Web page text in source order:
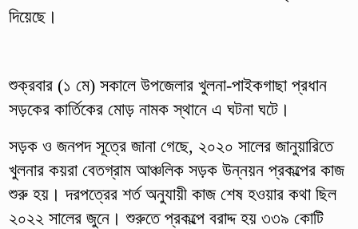
দিয়েছে।
শুক্রবার (১ মে) সকালে উপজেলার খুলনা-পাইকগাছা প্রধান
সড়কের কার্তিকের মোড় নামক স্থানে এ ঘটনা ঘটে।
সড়ক ও জনপদ সূত্রে জানা গেছে, ২০২০ সালের জানুয়ারিতে
খুলনার কয়রা বেতগ্রাম আঞ্চলিক সড়ক উন্নয়ন প্রকল্পের কাজ
শুরু হয়। দরপত্রের শর্ত অনুযায়ী কাজ শেষ হওয়ার কথা ছিল
২০২২ সালের জুনে। শুরুতে প্রকল্পে বরাদ্দ হয় ৩৩৯ কোটি